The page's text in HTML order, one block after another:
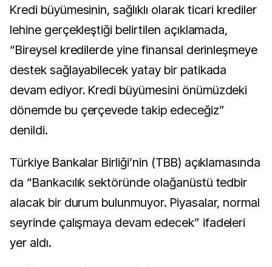
Kredi büyümesinin, sağlıklı olarak ticari krediler
lehine gerçekleştiği belirtilen açıklamada,
“Bireysel kredilerde yine finansal derinleşmeye
destek sağlayabilecek yatay bir patikada
devam ediyor. Kredi büyümesini önümüzdeki
dönemde bu çerçevede takip edeceğiz”
denildi.
Türkiye Bankalar Birliği’nin (TBB) açıklamasında
da “Bankacılık sektöründe olağanüstü tedbir
alacak bir durum bulunmuyor. Piyasalar, normal
seyrinde çalışmaya devam edecek” ifadeleri
yer aldı.